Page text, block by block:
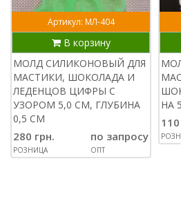
Артикул: МЛ-404
В корзину
МОЛД СИЛИКОНОВЫЙ ДЛЯ
МАСТИКИ, ШОКОЛАДА И
ЛЕДЕНЦОВ ЦИФРЫ С
УЗОРОМ 5,0 СМ, ГЛУБИНА
0,5 СМ
280 грн.
РОЗНИЦА
по запросу
ОПТ
НА